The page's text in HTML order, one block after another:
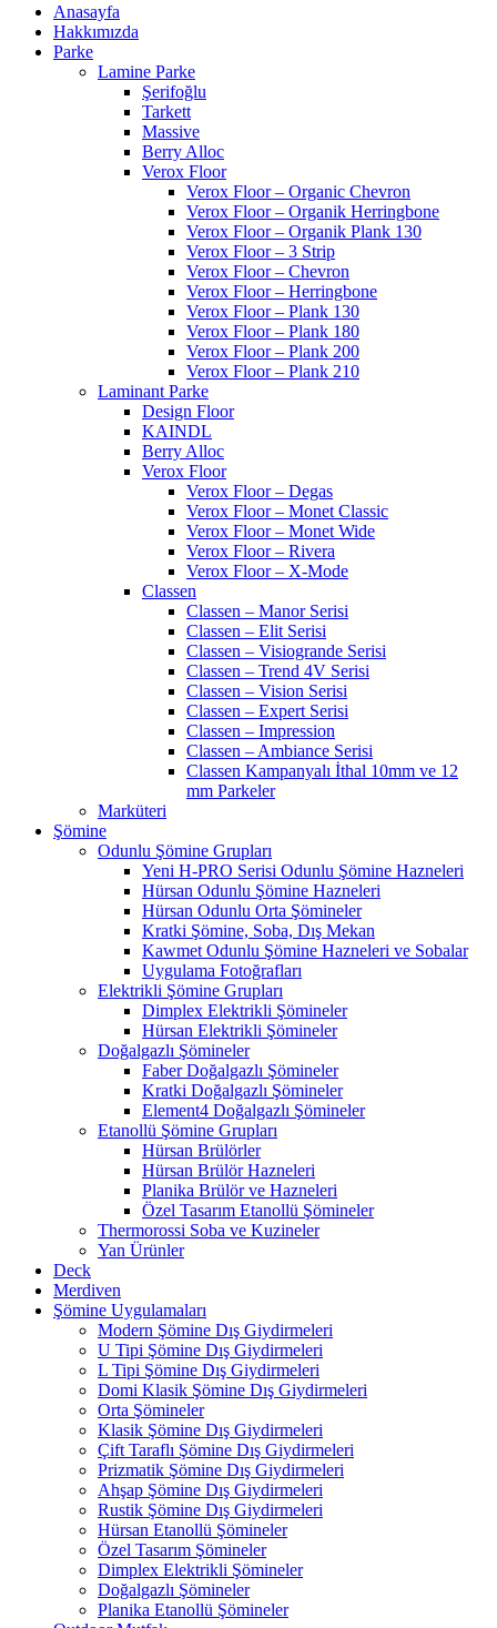
Anasayfa
Hakkımızda
Parke
Lamine Parke
Şerifoğlu
Tarkett
Massive
Berry Alloc
Verox Floor
Verox Floor – Organic Chevron
Verox Floor – Organik Herringbone
Verox Floor – Organik Plank 130
Verox Floor – 3 Strip
Verox Floor – Chevron
Verox Floor – Herringbone
Verox Floor – Plank 130
Verox Floor – Plank 180
Verox Floor – Plank 200
Verox Floor – Plank 210
Laminant Parke
Design Floor
KAINDL
Berry Alloc
Verox Floor
Verox Floor – Degas
Verox Floor – Monet Classic
Verox Floor – Monet Wide
Verox Floor – Rivera
Verox Floor – X-Mode
Classen
Classen – Manor Serisi
Classen – Elit Serisi
Classen – Visiogrande Serisi
Classen – Trend 4V Serisi
Classen – Vision Serisi
Classen – Expert Serisi
Classen – Impression
Classen – Ambiance Serisi
Classen Kampanyalı İthal 10mm ve 12
mm Parkeler
Marküteri
Şömine
Odunlu Şömine Grupları
Yeni H-PRO Serisi Odunlu Şömine Hazneleri
Hürsan Odunlu Şömine Hazneleri
Hürsan Odunlu Orta Şömineler
Kratki Şömine, Soba, Dış Mekan
Kawmet Odunlu Şömine Hazneleri ve Sobalar
Uygulama Fotoğrafları
Elektrikli Şömine Grupları
Dimplex Elektrikli Şömineler
Hürsan Elektrikli Şömineler
Doğalgazlı Şömineler
Faber Doğalgazlı Şömineler
Kratki Doğalgazlı Şömineler
Element4 Doğalgazlı Şömineler
Etanollü Şömine Grupları
Hürsan Brülörler
Hürsan Brülör Hazneleri
Planika Brülör ve Hazneleri
Özel Tasarım Etanollü Şömineler
Thermorossi Soba ve Kuzineler
Yan Ürünler
Deck
Merdiven
Şömine Uygulamaları
Modern Şömine Dış Giydirmeleri
U Tipi Şömine Dış Giydirmeleri
L Tipi Şömine Dış Giydirmeleri
Domi Klasik Şömine Dış Giydirmeleri
Orta Şömineler
Klasik Şömine Dış Giydirmeleri
Çift Taraflı Şömine Dış Giydirmeleri
Prizmatik Şömine Dış Giydirmeleri
Ahşap Şömine Dış Giydirmeleri
Rustik Şömine Dış Giydirmeleri
Hürsan Etanollü Şömineler
Özel Tasarım Şömineler
Dimplex Elektrikli Şömineler
Doğalgazlı Şömineler
Planika Etanollü Şömineler